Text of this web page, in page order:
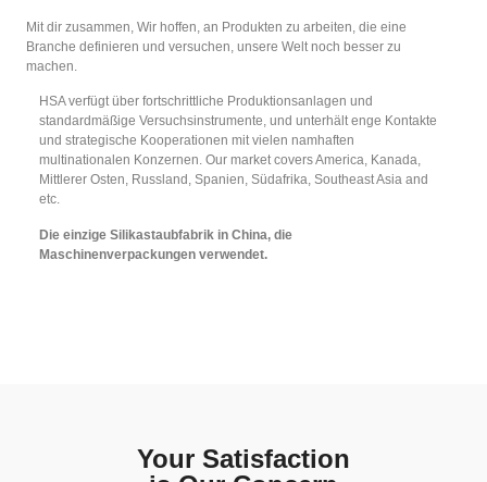
Mit dir zusammen, Wir hoffen, an Produkten zu arbeiten, die eine
Branche definieren und versuchen, unsere Welt noch besser zu
machen.
HSA verfügt über fortschrittliche Produktionsanlagen und
standardmäßige Versuchsinstrumente, und unterhält enge Kontakte
und strategische Kooperationen mit vielen namhaften
multinationalen Konzernen. Our market covers America, Kanada,
Mittlerer Osten, Russland, Spanien, Südafrika, Southeast Asia and
etc.
Die einzige Silikastaubfabrik in China, die
Maschinenverpackungen verwendet.
Your Satisfaction